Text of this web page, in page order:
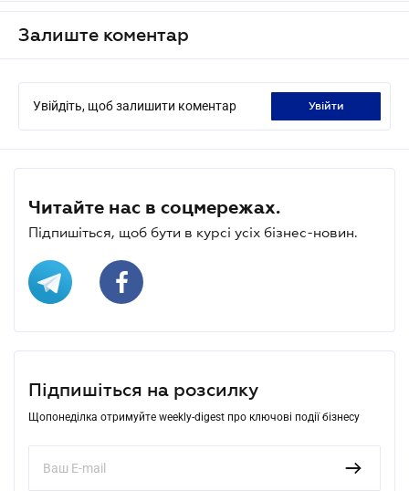
Залиште коментар
Увійдіть, щоб залишити коментар увійти
Читайте нас в соцмережах.
Підпишіться, щоб бути в курсі усіх бізнес-новин.
Підпишіться на розсилку
Щопонеділка отримуйте weekly-digest про ключові події бізнесу